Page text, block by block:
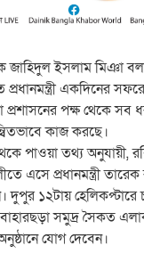
জাহিদুল ইসলাম মিঞা
একদিনের
পক্ষ থেকে সব
কাজ করছে।
পাওয়া তথ্য অনুযায়ী,
এসে প্রধানমন্ত্রী
১২টায় হেলিকপ্টারে
সমুদ্র সৈকত
যোগ দেবেন।